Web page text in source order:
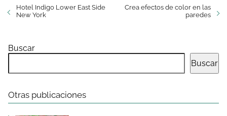
Hotel Indigo Lower East Side
New York
Crea efectos de color en las
paredes
Buscar
Buscar
Otras publicaciones